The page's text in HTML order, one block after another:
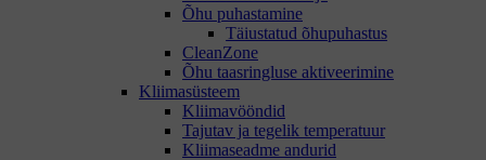
Õhu puhastamine
Täiustatud õhupuhastus
CleanZone
Õhu taasringluse aktiveerimine
Kliimasüsteem
Kliimavööndid
Tajutav ja tegelik temperatuur
Kliimaseadme andurid